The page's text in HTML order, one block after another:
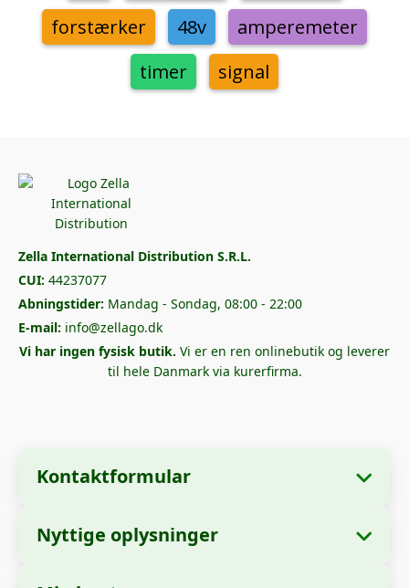
forstærker
48v
amperemeter
timer
signal
Zella International Distribution S.R.L.
CUI: 44237077
Abningstider: Mandag - Sondag, 08:00 - 22:00
E-mail: info@zellago.dk
Vi har ingen fysisk butik. Vi er en ren onlinebutik og leverer
til hele Danmark via kurerfirma.
Kontaktformular
Virksomhedsoplysninger
Nyttige oplysninger